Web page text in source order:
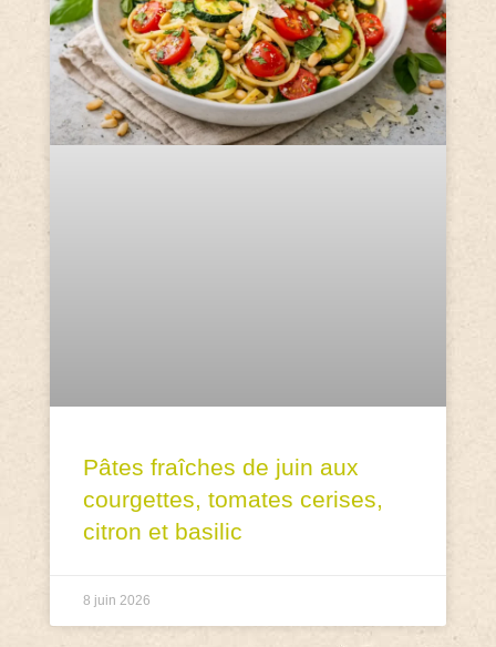
Pâtes fraîches de juin aux
courgettes, tomates cerises,
citron et basilic
8 juin 2026